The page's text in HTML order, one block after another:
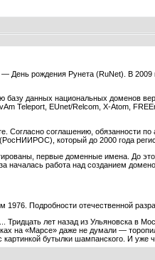
День рождения Рунета (RuNet). В
данных национальных доменов
Teleport, EUnet/Relcom, X-Atom,
Согласно соглашению, обязанности
который до 2000 года
первые доменные имена. До
работа над созданием
Подробности отечественной
лет назад из Ульяновска в
на «Марсе» даже не думали —
бутылки шампанского. И уже